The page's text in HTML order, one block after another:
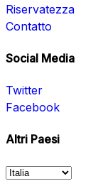
Riservatezza
Contatto
Social Media
Twitter
Facebook
Altri Paesi